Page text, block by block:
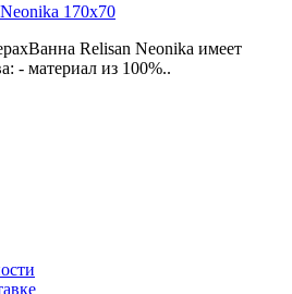
170x70
Relisan Neonika имеет
- материал из 100%..